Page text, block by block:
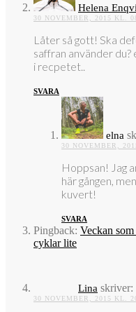
Helena
30 NOVEMBER, 2015 KL.
Låter så gott! Ska
saffran använder
i recpetet..
SVARA
elna
30 NOVEMBER,
Hoppsan! Jag
här gången,
kuvert!
SVARA
Pingback: Veckan
cyklar lite
Lina skriver:
30 NOVEMBER, 2015 KL.